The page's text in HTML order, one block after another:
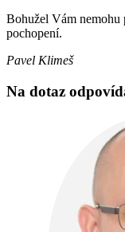
Bohužel Vám nemohu
pochopení.
Pavel Klimeš
Na dotaz